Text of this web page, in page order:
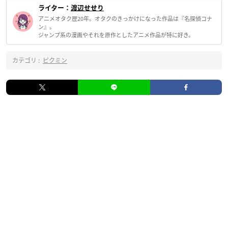
ライター： 渡辺せせり
アニメオタク歴20年。オタクのきっかけになった作品は『名探偵コナ
ン』。
ジャンプ系の漫画やそれを原作としたアニメ作品が特に好き。
カテゴリ : ピクミン